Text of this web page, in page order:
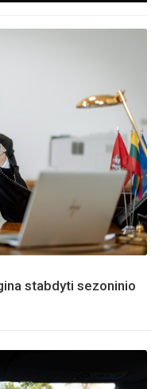
stabdyti sezoninio